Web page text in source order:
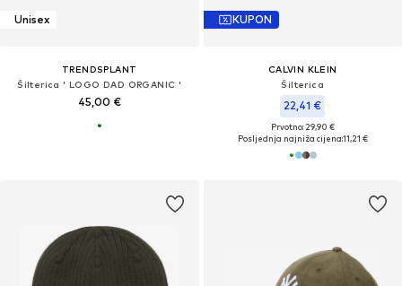
Unisex
TRENDSPLANT
Šilterica ' LOGO DAD ORGANIC '
45,00 €
KUPON
CALVIN KLEIN
Šilterica
22,41 €
Prvotno: 29,90 €
Posljednja najniža cijena:11,21 €